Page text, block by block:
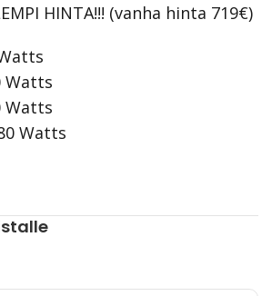
HINTA!!! (vanha hinta 719€)
Watts
Watts
Watts